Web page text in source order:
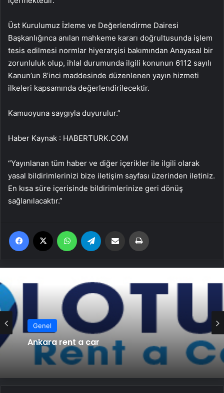
Üst Kurulumuz İzleme ve Değerlendirme Dairesi
Başkanlığınca anılan mahkeme kararı doğrultusunda işlem
tesis edilmesi normlar hiyerarşisi bakımından Anayasal bir
zorunluluk olup, ihlal durumunda ilgili konunun 6112 sayılı
Kanun’un 8’inci maddesinde düzenlenen yayın hizmeti
ilkeleri kapsamında değerlendirilecektir.
Kamuoyuna saygıyla duyurulur.”
Haber Kaynak : HABERTURK.COM
“Yayınlanan tüm haber ve diğer içerikler ile ilgili olarak
yasal bildirimlerinizi bize iletişim sayfası üzerinden iletiniz.
En kısa süre içerisinde bildirimlerinize geri dönüş
sağlanılacaktır.”
Facebook WhatsApp Email'den paylaş
Genel
Ankara rent a car